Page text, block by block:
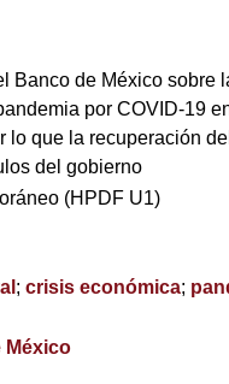
Banco de México sobre
por COVID-19
lo que la recuperación
del gobierno
(HPDF U1)
;crisis económica;
México